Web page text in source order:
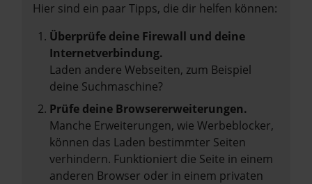
Hier sind ein paar Tipps, die dir helfen können:
Überprüfe deine Firewall und deine
Internetverbindung.
Laden andere Webseiten, zum Beispiel
deine Suchmaschine?
Prüfe deine Browsererweiterungen.
Manche Erweiterungen, wie Werbeblocker,
können das Laden bestimmter Seiten
verhindern. Funktioniert die Seite in einem
anderen Browser oder in einem privaten